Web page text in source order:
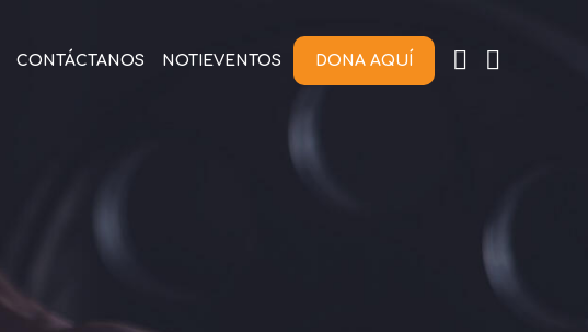
CONTÁCTANOS NOTIEVENTOS DONA AQUÍ